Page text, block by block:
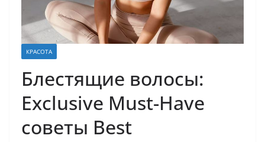
КРАСОТА
Блестящие волосы:
Exclusive Must-Have
советы Best